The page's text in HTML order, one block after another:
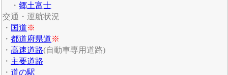
・ 郷土富士
交通・運航状況
・ 国道※
・ 都道府県道※
・ 高速道路(自動車専用道路)
・ 主要道路
・ 道の駅